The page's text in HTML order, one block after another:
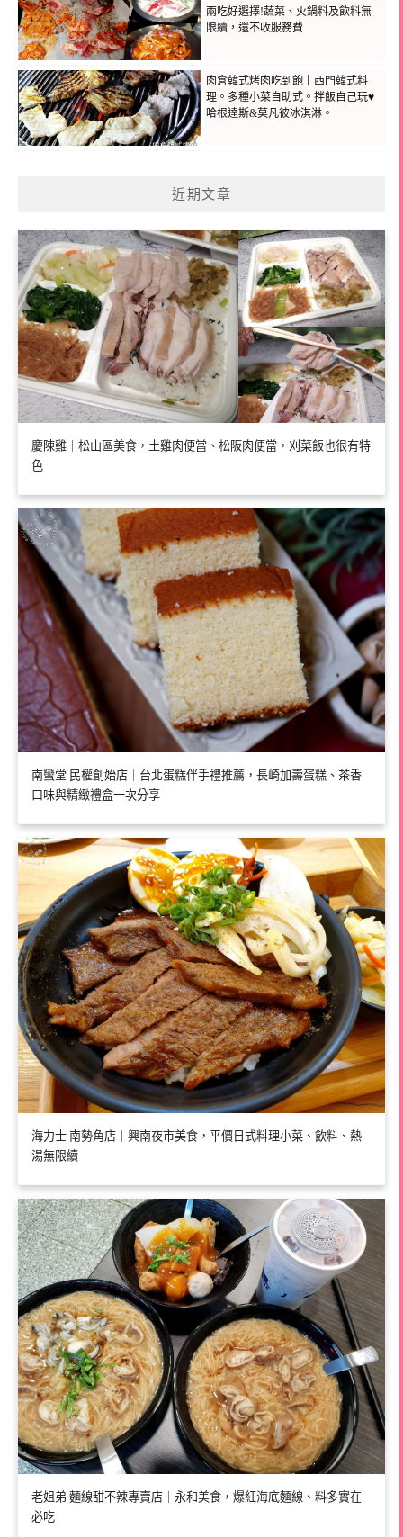
兩吃好選擇!蔬菜、火鍋料及飲料無
限續，還不收服務費
肉倉韓式烤肉吃到飽┃西門韓式料
理。多種小菜自助式。拌飯自己玩♥
哈根達斯&莫凡彼冰淇淋。
近期文章
慶陳雞｜松山區美食，土雞肉便當、松阪肉便當，刈菜飯也很有特
色
南蠻堂 民權創始店｜台北蛋糕伴手禮推薦，長崎加壽蛋糕、茶香
口味與精緻禮盒一次分享
海力士 南勢角店｜興南夜市美食，平價日式料理小菜、飲料、熱
湯無限續
老姐弟 麵線甜不辣專賣店｜永和美食，爆紅海底麵線、料多實在
必吃